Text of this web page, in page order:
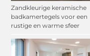
Zandkleurige keramische
badkamertegels voor een
rustige en warme sfeer